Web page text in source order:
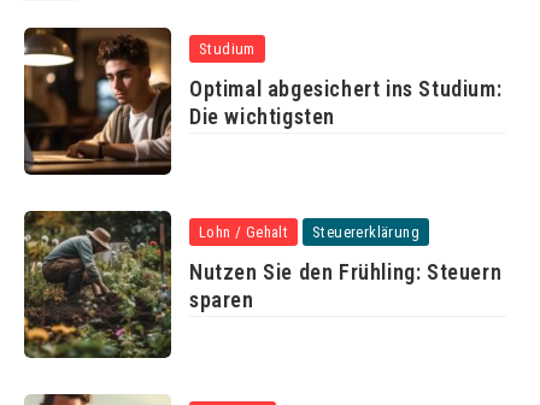
Studium
Optimal abgesichert ins Studium:
Die wichtigsten
Lohn / Gehalt Steuererklärung
Nutzen Sie den Frühling: Steuern
sparen